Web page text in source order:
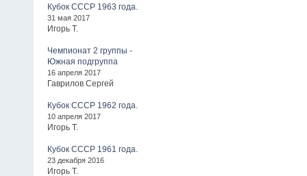
Кубок СССР 1963 года.
31 мая 2017
Игорь Т.
Чемпионат 2 группы -
Южная подгруппа
16 апреля 2017
Гаврилов Сергей
Кубок СССР 1962 года.
10 апреля 2017
Игорь Т.
Кубок СССР 1961 года.
23 декабря 2016
Игорь Т.